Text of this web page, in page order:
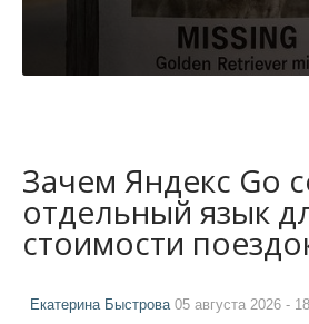
Зачем Яндекс Go
отдельный язык
стоимости
Екатерина Быстрова05 августа 2026 -